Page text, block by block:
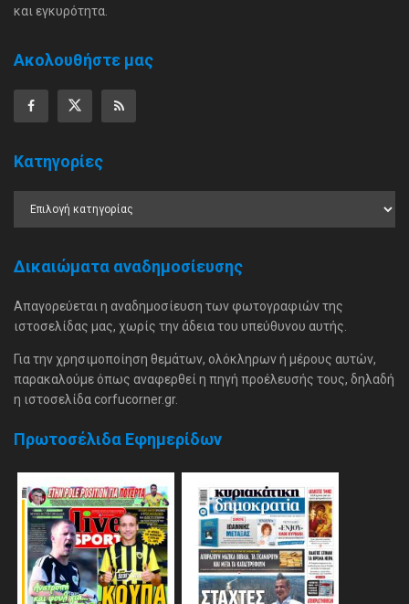
και εγκυρότητα.
Ακολουθήστε μας
Κατηγορίες
Δικαιώματα αναδημοσίευσης
Απαγορεύεται η αναδημοσίευση των φωτογραφιών της
ιστοσελίδας μας, χωρίς την άδεια του υπεύθυνου αυτής.
Για την χρησιμοποίηση θεμάτων, ολόκληρων ή μέρους αυτών,
παρακαλούμε όπως αναφερθεί η πηγή προέλευσής τους, δηλαδή
η ιστοσελίδα corfucorner.gr.
Πρωτοσέλιδα Εφημερίδων